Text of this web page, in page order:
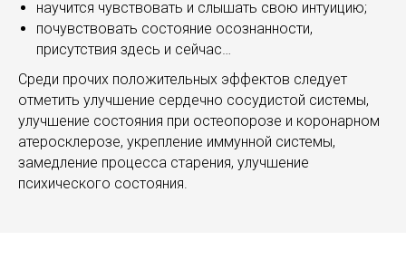
научится чувствовать и слышать свою интуицию;
почувствовать состояние осознанности,
присутствия здесь и сейчас…
Среди прочих положительных эффектов следует
отметить улучшение сердечно сосудистой системы,
улучшение состояния при остеопорозе и коронарном
атеросклерозе, укрепление иммунной системы,
замедление процесса старения, улучшение
психического состояния.